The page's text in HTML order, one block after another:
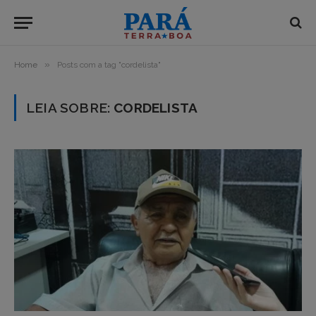
Home » Posts com a tag "cordelista"
LEIA SOBRE: CORDELISTA